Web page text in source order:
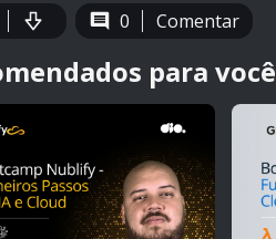
0 Comentar
para você